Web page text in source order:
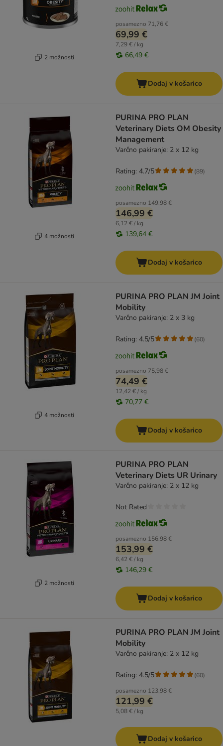
2 možnosti
posamezno 71,76 €
69,99 €
7,29 € / kg
66,49 €
Dodaj v košarico
4 možnosti
PURINA PRO PLAN
Veterinary Diets OM Obesity
Management
Varčno pakiranje: 2 x 12 kg
posamezno 149,98 €
146,99 €
6,12 € / kg
139,64 €
Rating: 4.7/5 (89)
Dodaj v košarico
4 možnosti
PURINA PRO PLAN JM Joint
Mobility
Varčno pakiranje: 2 x 3 kg
posamezno 75,98 €
74,49 €
12,42 € / kg
70,77 €
Rating: 4.5/5 (60)
Dodaj v košarico
2 možnosti
PURINA PRO PLAN
Veterinary Diets UR Urinary
Varčno pakiranje: 2 x 12 kg
posamezno 156,98 €
153,99 €
6,42 € / kg
146,29 €
Not Rated
Dodaj v košarico
PURINA PRO PLAN JM Joint
Mobility
Varčno pakiranje: 2 x 12 kg
posamezno 123,98 €
121,99 €
5,08 € / kg
Rating: 4.5/5 (60)
Dodaj v košarico